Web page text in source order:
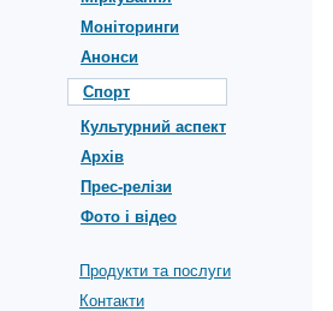
Моніторинги
Анонси
Спорт
Культурний аспект
Архів
Прес-релізи
Фото і відео
Продукти та послуги
Контакти